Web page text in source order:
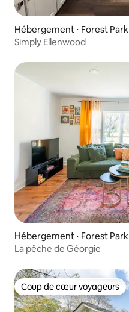
Hébergement ⋅ Forest Park
Simply Ellenwood
Hébergement ⋅ Forest Park
La pêche de Géorgie
Coup de cœur voyageurs
Coup de cœur voyageurs